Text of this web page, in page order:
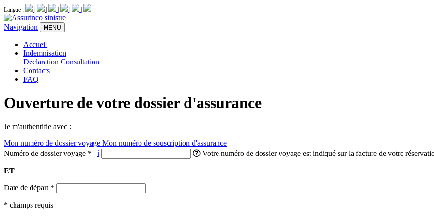
Langue :
Navigation MENU
Accueil
Indemnisation
Déclaration Consultation
Contacts
FAQ
Ouverture de votre dossier d'assurance
Je m'authentifie avec :
Mon numéro de dossier voyage Mon numéro de souscription d'assurance
Numéro de dossier voyage * ℹ Votre numéro de dossier voyage est indiqué sur la facture de votre
ET
Date de départ *
* champs requis